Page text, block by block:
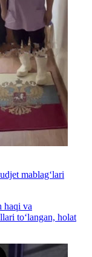
mablag‘lari
haqi va
to‘langan, holat